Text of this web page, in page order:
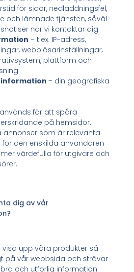
för sidor, nedladdningsfel,
och lämnade tjänsten, såväl
när vi kontaktar dig.
– t.ex. IP-adress,
webbläsarinställningar,
plattform och
– din geografiska
för att spåra
på hemsidor.
annonser som är relevanta
den enskilda användaren
värdefulla för utgivare och
dig av vår
upp våra produkter så
på vår webbsida och strävar
och utförlig information